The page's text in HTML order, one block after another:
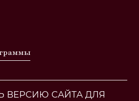
ВЕРСИЮ САЙТА ДЛЯ